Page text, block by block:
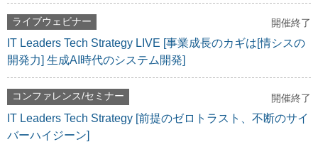
ライブウェビナー 開催終了
IT Leaders Tech Strategy LIVE [事業成長のカギは[情シスの
開発力] 生成AI時代のシステム開発]
コンファレンス/セミナー 開催終了
IT Leaders Tech Strategy [前提のゼロトラスト、不断のサイ
バーハイジーン]